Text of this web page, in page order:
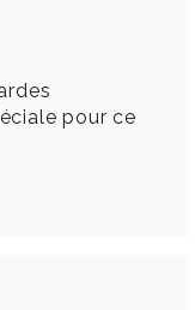
pour ce